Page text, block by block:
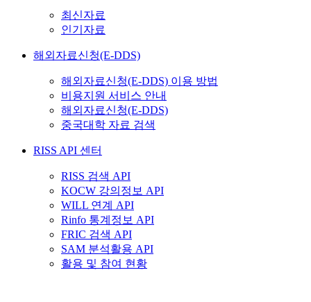
최신자료
인기자료
해외자료신청(E-DDS)
해외자료신청(E-DDS) 이용 방법
비용지원 서비스 안내
해외자료신청(E-DDS)
중국대학 자료 검색
RISS API 센터
RISS 검색 API
KOCW 강의정보 API
WILL 연계 API
Rinfo 통계정보 API
FRIC 검색 API
SAM 분석활용 API
활용 및 참여 현황